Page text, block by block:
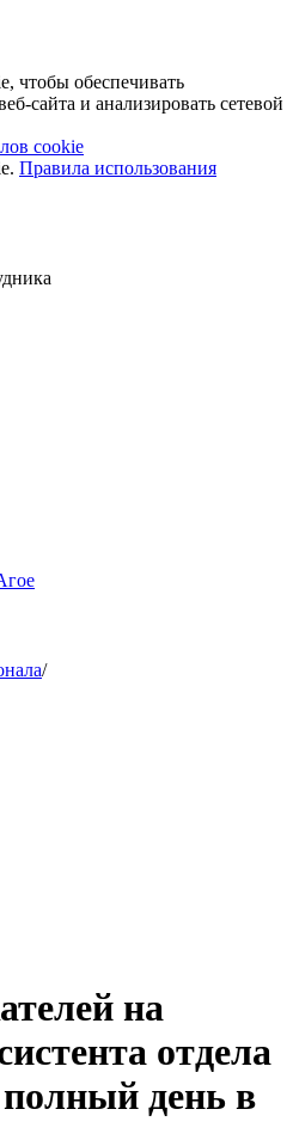
чтобы обеспечивать
сайта и анализировать сетевой
cookie
Правила использования
/
на
отдела
день в